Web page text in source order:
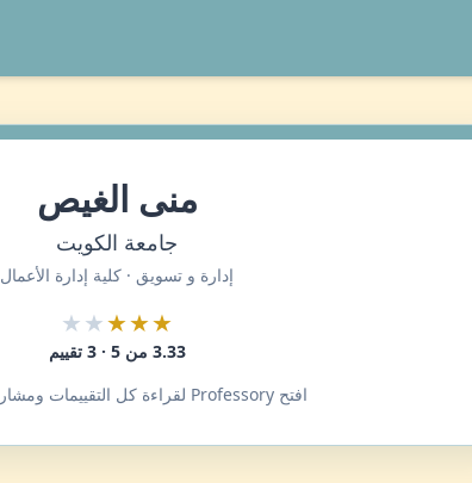
منى الغيص
جامعة الكويت
إدارة و تسويق · كلية إدارة الأعمال
★★★
★★
3.33 من 5 · 3 تقييم
افتح Professory لقراءة كل التقييمات ومشاركة تجربتك